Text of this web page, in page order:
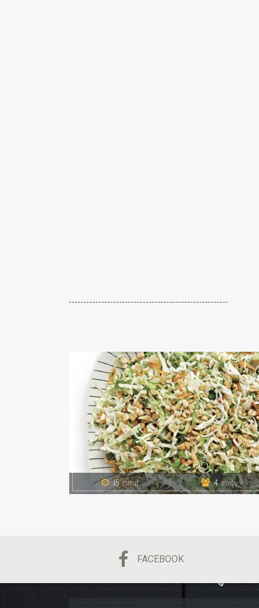
15 minut 4 osoby
FACEBOOK